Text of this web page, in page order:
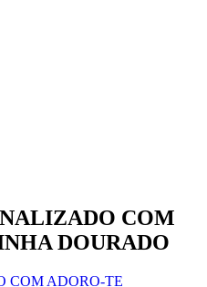
COM
DOURADO
COM ADORO-TE